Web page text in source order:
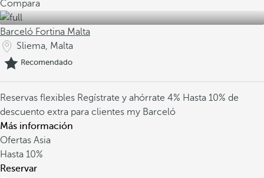
Compara
Barceló Fortina Malta
Sliema, Malta
Recomendado
Reservas flexibles Regístrate y ahórrate 4% Hasta 10% de
descuento extra para clientes my Barceló
Más información
Ofertas Asia
Hasta 10%
Reservar